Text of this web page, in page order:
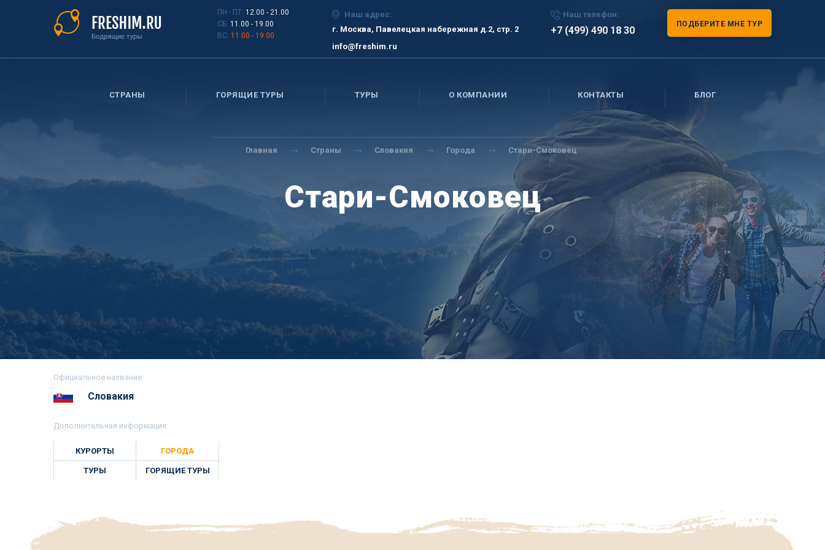
ПН - ПТ: 12.00 - 21.00
СБ: 11.00 - 19.00
ВС: 11.00 - 19.00
Наш адрес:
г. Москва, Павелецкая набережная д.2, стр. 2
info@freshim.ru
Наш телефон:
+7 (499) 490 18 30
ПОДБЕРИТЕ МНЕ ТУР
СТРАНЫ ГОРЯЩИЕ ТУРЫ ТУРЫ О КОМПАНИИ КОНТАКТЫ БЛОГ
Вы
здесь
Главная Страны Словакия Города Стари-Смоковец
Стари-Смоковец
Официальное название:
Словакия
Дополнительная информация:
КУРОРТЫ ГОРОДА
ТУРЫ ГОРЯЩИЕ ТУРЫ